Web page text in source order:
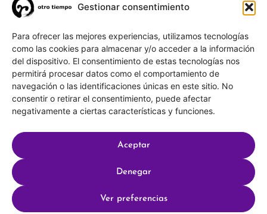
Gestionar consentimiento
Para ofrecer las mejores experiencias, utilizamos tecnologías
como las cookies para almacenar y/o acceder a la información
del dispositivo. El consentimiento de estas tecnologías nos
permitirá procesar datos como el comportamiento de
navegación o las identificaciones únicas en este sitio. No
consentir o retirar el consentimiento, puede afectar
negativamente a ciertas características y funciones.
Aceptar
Denegar
Ver preferencias
C/ Duque de Fernán Núñez,
2 – 1ºA 28012 – Madrid
(+34) 623 183 283
info@otrotiempo.org
Hecho con por SocialCo © 2025 Otro Tiempo
Política de privacidad